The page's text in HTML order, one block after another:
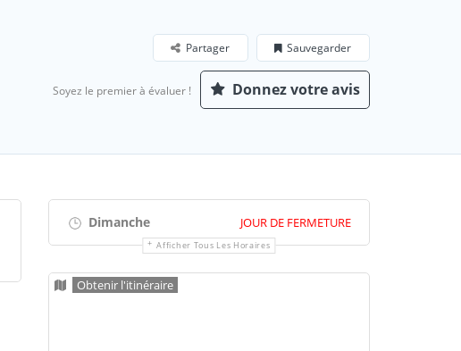
Sauvegarder
Partager
Soyez le premier à évaluer ! Donnez votre avis
Dimanche JOUR DE FERMETURE
Afficher Tous Les Horaires
Obtenir l'itinéraire